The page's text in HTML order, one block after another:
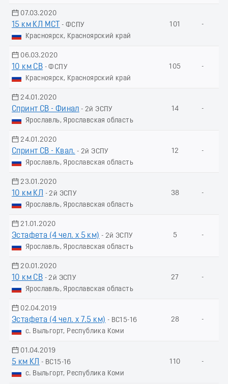
07.03.2020
15 км КЛ МСТ
- ФСПУ
Красноярск, Красноярский край
101 -
06.03.2020
10 км СВ - ФСПУ
Красноярск, Красноярский край
105 -
24.01.2020
Спринт СВ - Финал - 2й ЭСПУ
Ярославль, Ярославская область
14 -
24.01.2020
Спринт СВ - Квал. - 2й ЭСПУ
Ярославль, Ярославская область
12 -
23.01.2020
10 км КЛ
- 2й ЭСПУ
Ярославль, Ярославская область
38 -
21.01.2020
Эстафета (4 чел. х 5 км) - 2й ЭСПУ
Ярославль, Ярославская область
5 -
20.01.2020
10 км СВ - 2й ЭСПУ
Ярославль, Ярославская область
27 -
02.04.2019
Эстафета (4 чел. х 7.5 км) - ВС15-16
с. Выльгорт, Республика Коми
28 -
01.04.2019
5 км КЛ
- ВС15-16
с. Выльгорт, Республика Коми
110 -